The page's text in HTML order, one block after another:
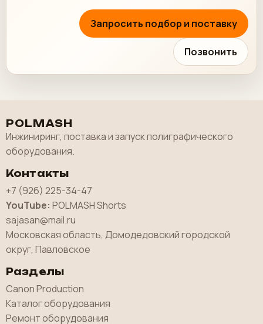
Запросить подбор и поставку
Позвонить
POLMASH
Инжиниринг, поставка и запуск полиграфического
оборудования.
Контакты
+7 (926) 225-34-47
YouTube: POLMASH Shorts
sajasan@mail.ru
Московская область, Домодедовский городской
округ, Павловское
Разделы
Canon Production
Каталог оборудования
Ремонт оборудования